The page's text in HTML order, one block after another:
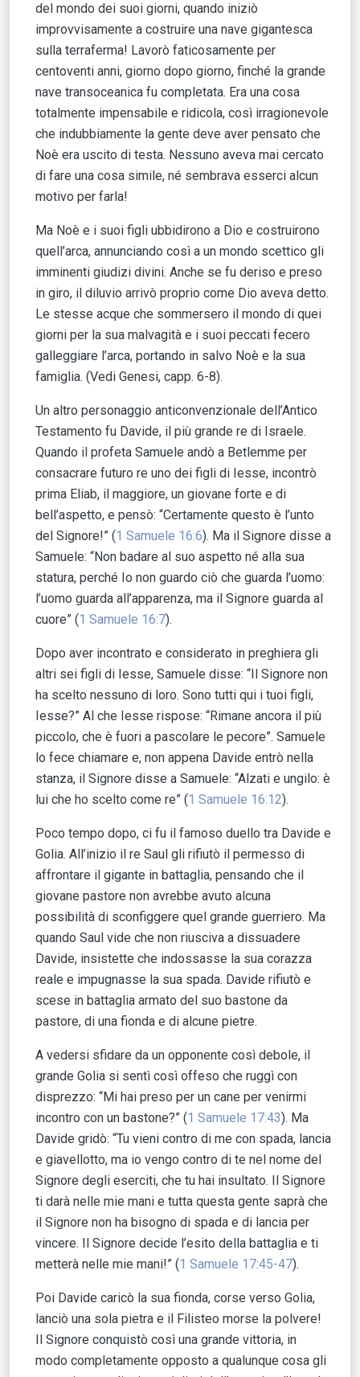
del mondo dei suoi giorni, quando iniziò
improvvisamente a costruire una nave gigantesca
sulla terraferma! Lavorò faticosamente per
centoventi anni, giorno dopo giorno, finché la grande
nave transoceanica fu completata. Era una cosa
totalmente impensabile e ridicola, così irragionevole
che indubbiamente la gente deve aver pensato che
Noè era uscito di testa. Nessuno aveva mai cercato
di fare una cosa simile, né sembrava esserci alcun
motivo per farla!
Ma Noè e i suoi figli ubbidirono a Dio e costruirono
quell’arca, annunciando così a un mondo scettico gli
imminenti giudizi divini. Anche se fu deriso e preso
in giro, il diluvio arrivò proprio come Dio aveva detto.
Le stesse acque che sommersero il mondo di quei
giorni per la sua malvagità e i suoi peccati fecero
galleggiare l’arca, portando in salvo Noè e la sua
famiglia. (Vedi Genesi, capp. 6-8).
Un altro personaggio anticonvenzionale dell’Antico
Testamento fu Davide, il più grande re di Israele.
Quando il profeta Samuele andò a Betlemme per
consacrare futuro re uno dei figli di Iesse, incontrò
prima Eliab, il maggiore, un giovane forte e di
bell’aspetto, e pensò: “Certamente questo è l’unto
del Signore!” (1 Samuele 16:6). Ma il Signore disse a
Samuele: “Non badare al suo aspetto né alla sua
statura, perché Io non guardo ciò che guarda l’uomo:
l’uomo guarda all’apparenza, ma il Signore guarda al
cuore” (1 Samuele 16:7).
Dopo aver incontrato e considerato in preghiera gli
altri sei figli di Iesse, Samuele disse: “Il Signore non
ha scelto nessuno di loro. Sono tutti qui i tuoi figli,
Iesse?” Al che Iesse rispose: “Rimane ancora il più
piccolo, che è fuori a pascolare le pecore”. Samuele
lo fece chiamare e, non appena Davide entrò nella
stanza, il Signore disse a Samuele: “Alzati e ungilo: è
lui che ho scelto come re” (1 Samuele 16:12).
Poco tempo dopo, ci fu il famoso duello tra Davide e
Golia. All’inizio il re Saul gli rifiutò il permesso di
affrontare il gigante in battaglia, pensando che il
giovane pastore non avrebbe avuto alcuna
possibilità di sconfiggere quel grande guerriero. Ma
quando Saul vide che non riusciva a dissuadere
Davide, insistette che indossasse la sua corazza
reale e impugnasse la sua spada. Davide rifiutò e
scese in battaglia armato del suo bastone da
pastore, di una fionda e di alcune pietre.
A vedersi sfidare da un opponente così debole, il
grande Golia si sentì così offeso che ruggì con
disprezzo: “Mi hai preso per un cane per venirmi
incontro con un bastone?” (1 Samuele 17:43). Ma
Davide gridò: “Tu vieni contro di me con spada, lancia
e giavellotto, ma io vengo contro di te nel nome del
Signore degli eserciti, che tu hai insultato. Il Signore
ti darà nelle mie mani e tutta questa gente saprà che
il Signore non ha bisogno di spada e di lancia per
vincere. Il Signore decide l’esito della battaglia e ti
metterà nelle mie mani!” (1 Samuele 17:45-47).
Poi Davide caricò la sua fionda, corse verso Golia,
lanciò una sola pietra e il Filisteo morse la polvere!
Il Signore conquistò così una grande vittoria, in
modo completamente opposto a qualunque cosa gli